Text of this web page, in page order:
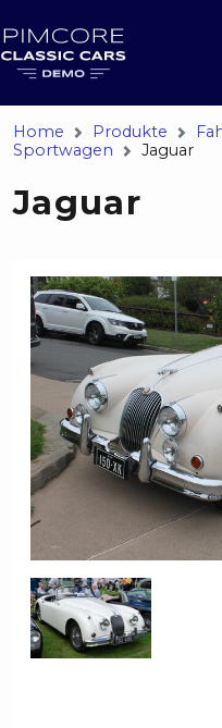
Home Produkte
Sportwagen
Jaguar
Jaguar